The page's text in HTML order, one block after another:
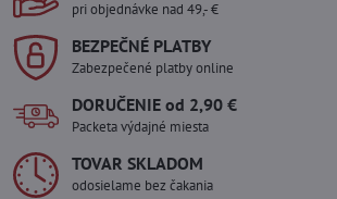
pri objednávke nad 49,- €
BEZPEČNÉ PLATBY
Zabezpečené platby online
DORUČENIE od 2,90 €
Packeta výdajné miesta
TOVAR SKLADOM
odosielame bez čakania